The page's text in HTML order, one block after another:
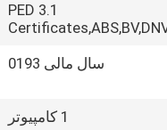
PED 3.1
سال مالی 0193
1 کامپیوتر